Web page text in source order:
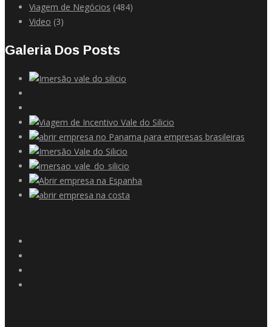
Viagem de Negócios (484)
Video (3)
Galeria Dos Posts